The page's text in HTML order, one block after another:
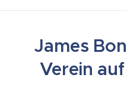
James
Verein